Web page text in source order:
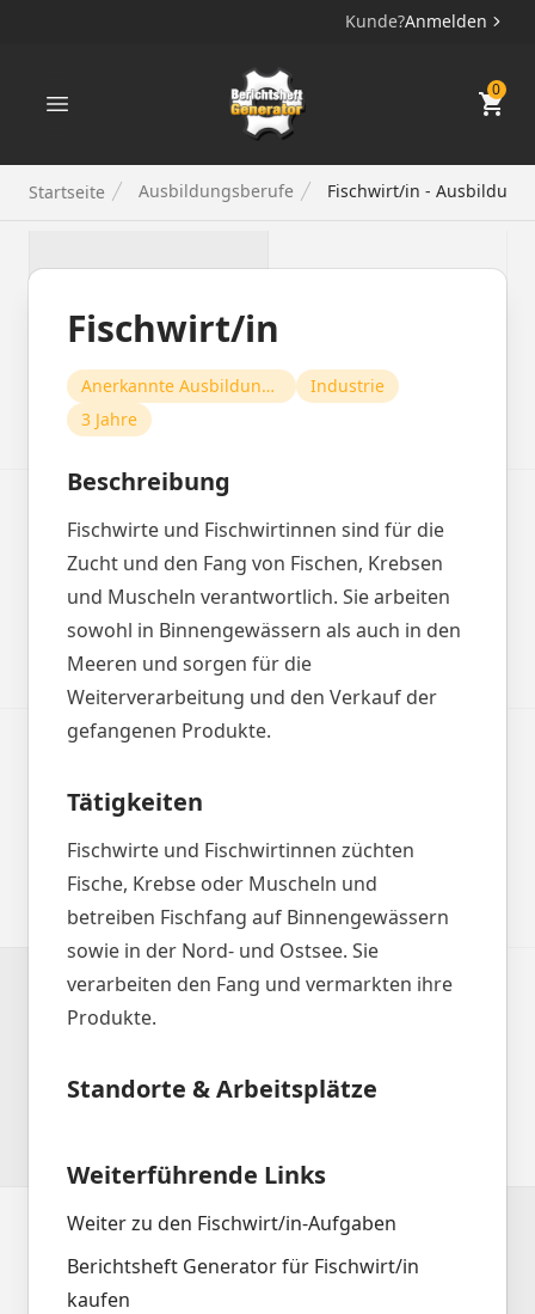
Kunde?Anmelden
Berichtsheft Generator 0
Startseite Ausbildungsberufe Fischwirt/in -
Fischwirt/in
Anerkannte Ausbildungsberufe
Industrie
3 Jahre
Beschreibung
Fischwirte und Fischwirtinnen sind für die
Zucht und den Fang von Fischen, Krebsen
und Muscheln verantwortlich. Sie arbeiten
sowohl in Binnengewässern als auch in den
Meeren und sorgen für die
Weiterverarbeitung und den Verkauf der
gefangenen Produkte.
Tätigkeiten
Fischwirte und Fischwirtinnen züchten
Fische, Krebse oder Muscheln und
betreiben Fischfang auf Binnengewässern
sowie in der Nord- und Ostsee. Sie
verarbeiten den Fang und vermarkten ihre
Produkte.
Standorte & Arbeitsplätze
Weiterführende Links
Weiter zu den Fischwirt/in-Aufgaben
Berichtsheft Generator für Fischwirt/in
kaufen